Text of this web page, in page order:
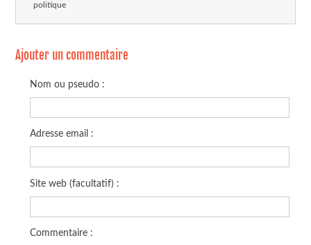
politique
Ajouter un commentaire
Nom ou pseudo :
Adresse email :
Site web (facultatif) :
Commentaire :